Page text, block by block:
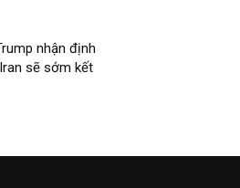
nhận định
sẽ sớm kết